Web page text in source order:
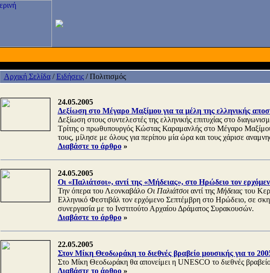
Αρχική Σελίδα/Ειδήσεις/Πολιτισμός
24.05.2005
Δεξίωση στο Μέγαρο Μαξίμου για τα μέλη της ελληνικής
Δεξίωση στους συντελεστές της ελληνικής επιτυχίας στο
Τρίτης ο πρωθυπουργός Κώστας Καραμανλής στο Μέγαρο
τους, μίλησε με όλους για περίπου μία ώρα και τους χάρισε
Διαβάστε το άρθρο»
24.05.2005
Οι «Παλιάτσοι», αντί της «Μήδειας», στο Ηρώδειο τον
Την όπερα του Λεονκαβάλο Οι Παλιάτσοι αντί της Μήδειας του
Ελληνικό Φεστιβάλ τον ερχόμενο Σεπτέμβρη στο Ηρώδειο, σε
συνεργασία με το Ινστιτούτο Αρχαίου Δράματος Συρακουσών.
Διαβάστε το άρθρο»
22.05.2005
Στον Μίκη Θεοδωράκη το διεθνές βραβείο μουσικής για το
Στο Μίκη Θεοδωράκη θα απονείμει η UNESCO το διεθνές
Διαβάστε το άρθρο»